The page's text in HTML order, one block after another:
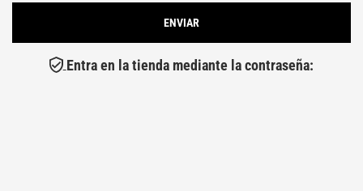
Entra en la tienda mediante la contraseña: